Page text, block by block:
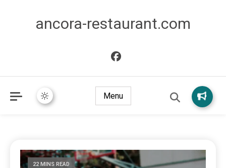
ancora-restaurant.com
Menu
22 MINS READ